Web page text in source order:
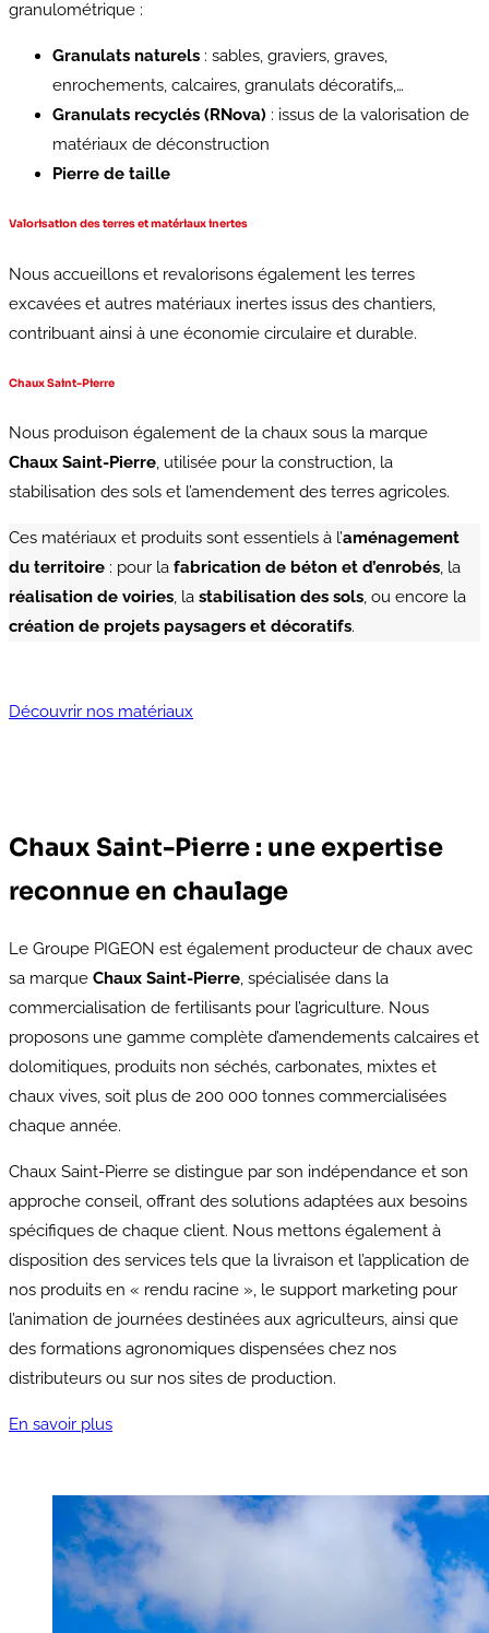
granulométrique :
Granulats naturels : sables, graviers, graves,
enrochements, calcaires, granulats décoratifs,…
Granulats recyclés (RNova) : issus de la valorisation de
matériaux de déconstruction
Pierre de taille
Valorisation des terres et matériaux inertes
Nous accueillons et revalorisons également les terres
excavées et autres matériaux inertes issus des chantiers,
contribuant ainsi à une économie circulaire et durable.
Chaux Saint-Pierre
Nous produison également de la chaux sous la marque
Chaux Saint-Pierre, utilisée pour la construction, la
stabilisation des sols et l’amendement des terres agricoles.
Ces matériaux et produits sont essentiels à l’aménagement
du territoire : pour la fabrication de béton et d’enrobés, la
réalisation de voiries, la stabilisation des sols, ou encore la
création de projets paysagers et décoratifs.
Découvrir nos matériaux
Chaux Saint-Pierre : une expertise
reconnue en chaulage
Le Groupe PIGEON est également producteur de chaux avec
sa marque Chaux Saint-Pierre, spécialisée dans la
commercialisation de fertilisants pour l’agriculture. Nous
proposons une gamme complète d’amendements calcaires et
dolomitiques, produits non séchés, carbonates, mixtes et
chaux vives, soit plus de 200 000 tonnes commercialisées
chaque année.
Chaux Saint-Pierre se distingue par son indépendance et son
approche conseil, offrant des solutions adaptées aux besoins
spécifiques de chaque client. Nous mettons également à
disposition des services tels que la livraison et l’application de
nos produits en « rendu racine », le support marketing pour
l’animation de journées destinées aux agriculteurs, ainsi que
des formations agronomiques dispensées chez nos
distributeurs ou sur nos sites de production.
En savoir plus